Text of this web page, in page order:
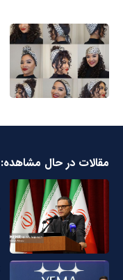
مقالات در حال مشاهده: